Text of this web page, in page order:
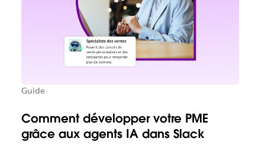
Guide
Comment développer votre PME
grâce aux agents IA dans Slack